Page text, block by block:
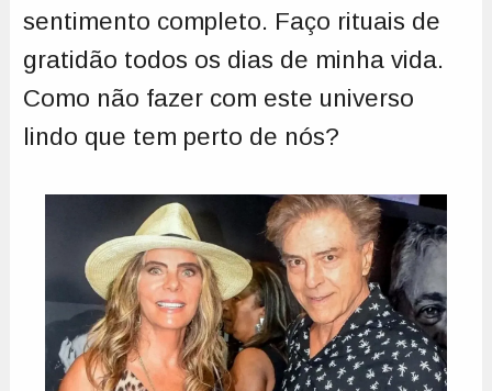
sentimento completo. Faço rituais de
gratidão todos os dias de minha vida.
Como não fazer com este universo
lindo que tem perto de nós?